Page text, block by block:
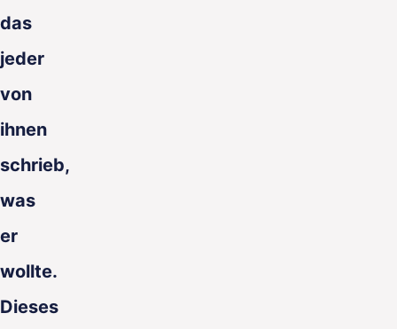
das
jeder
von
ihnen
schrieb,
was
er
wollte.
Dieses